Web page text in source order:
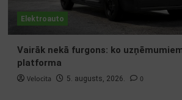
Elektroauto
Vairāk nekā furgons: ko
platforma
Velocita 5. augusts, 2026. 0